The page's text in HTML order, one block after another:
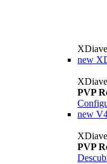
new
PVP
new
PVP